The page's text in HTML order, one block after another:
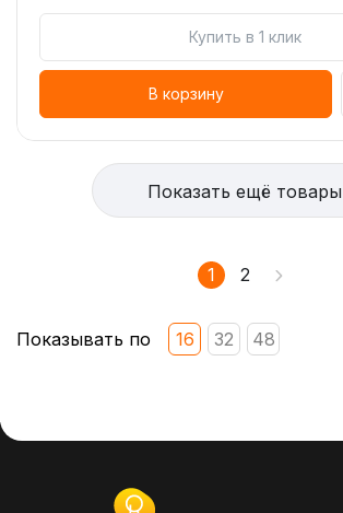
Купить в 1 клик
В корзину
Показать ещё товары
1 2
Показывать по 16 32 48